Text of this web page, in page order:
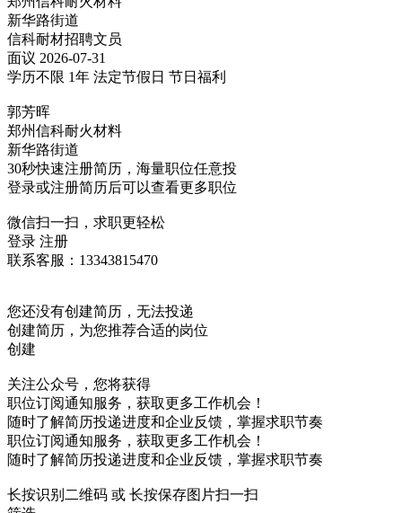
新华路街道
信科耐材招聘文员
面议 2026-07-31
学历不限 1年 法定节假日 节日福利
郭芳晖
郑州信科耐火材料
新华路街道
30秒快速注册简历，海量职位任意投
登录或注册简历后可以查看更多职位
微信扫一扫，求职更轻松
登录 注册
联系客服：13343815470
您还没有创建简历，无法投递
创建简历，为您推荐合适的岗位
创建
关注公众号，您将获得
职位订阅通知服务，获取更多工作机会！
随时了解简历投递进度和企业反馈，掌握求职节奏
职位订阅通知服务，获取更多工作机会！
随时了解简历投递进度和企业反馈，掌握求职节奏
长按识别二维码 或 长按保存图片扫一扫